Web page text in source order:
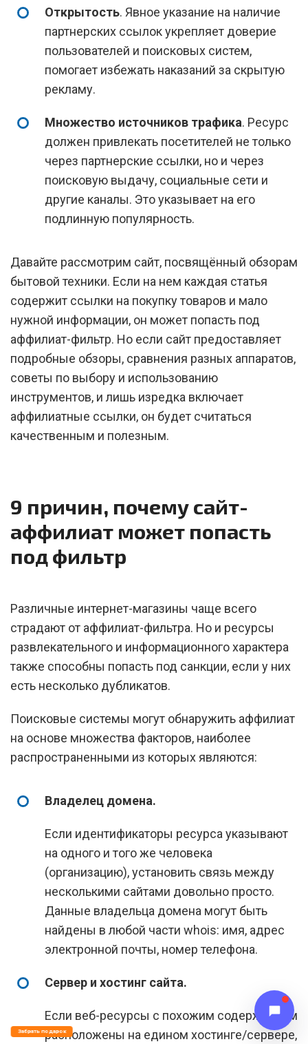
Открытость. Явное указание на наличие
партнерских ссылок укрепляет доверие
пользователей и поисковых систем,
помогает избежать наказаний за скрытую
рекламу.
Множество источников трафика. Ресурс
должен привлекать посетителей не только
через партнерские ссылки, но и через
поисковую выдачу, социальные сети и
другие каналы. Это указывает на его
подлинную популярность.
Давайте рассмотрим сайт, посвящённый обзорам
бытовой техники. Если на нем каждая статья
содержит ссылки на покупку товаров и мало
нужной информации, он может попасть под
аффилиат-фильтр. Но если сайт предоставляет
подробные обзоры, сравнения разных аппаратов,
советы по выбору и использованию
инструментов, и лишь изредка включает
аффилиатные ссылки, он будет считаться
качественным и полезным.
9 причин, почему сайт-
аффилиат может попасть
под фильтр
Различные интернет-магазины чаще всего
страдают от аффилиат-фильтра. Но и ресурсы
развлекательного и информационного характера
также способны попасть под санкции, если у них
есть несколько дубликатов.
Поисковые системы могут обнаружить аффилиат
на основе множества факторов, наиболее
распространенными из которых являются:
Владелец домена.
Если идентификаторы ресурса указывают
на одного и того же человека
(организацию), установить связь между
несколькими сайтами довольно просто.
Данные владельца домена могут быть
найдены в любой части whois: имя, адрес
электронной почты, номер телефона.
Сервер и хостинг сайта.
Если веб-ресурсы с похожим содержанием
расположены на едином хостинге/сервере,
Забрать подарок